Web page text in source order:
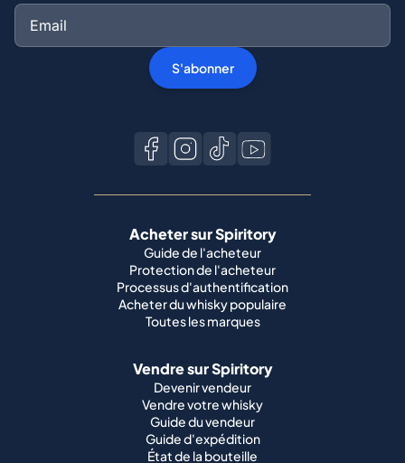
S'abonner
Acheter sur Spiritory
Guide de l'acheteur
Protection de l'acheteur
Processus d'authentification
Acheter du whisky populaire
Toutes les marques
Vendre sur Spiritory
Devenir vendeur
Vendre votre whisky
Guide du vendeur
Guide d'expédition
État de la bouteille